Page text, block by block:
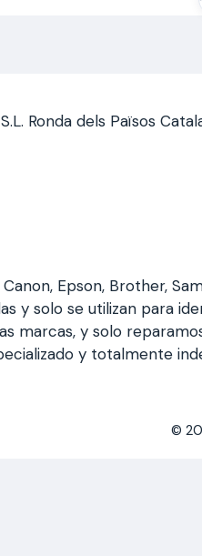
Ronda dels Països
Epson, Brother,
y solo se utilizan para
marcas, y solo
y totalmente
©